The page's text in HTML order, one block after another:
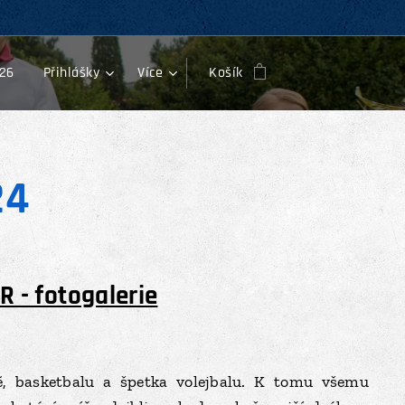
Přihlášky Více Košík
- fotogalerie
basketbalu a špetka volejbalu. K tomu všemu